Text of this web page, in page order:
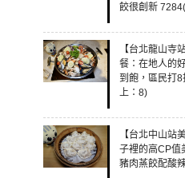
餃很創新
【台北龍山寺
餐：在地人的
到飽，區民打
上：8)
【台北中山站
子裡的高CP值
豬肉蒸餃配酸